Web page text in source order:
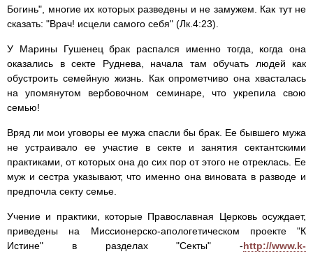
Богинь", многие их которых разведены и не замужем. Как тут не
сказать: "Врач! исцели самого себя" (Лк.4:23).
У Марины Гушенец брак распался именно тогда, когда она
оказались в секте Руднева, начала там обучать людей как
обустроить семейную жизнь. Как опрометчиво она хвасталась
на упомянутом вербовочном семинаре, что укрепила свою
семью!
Вряд ли мои уговоры ее мужа спасли бы брак. Ее бывшего мужа
не устраивало ее участие в секте и занятия сектантскими
практиками, от которых она до сих пор от этого не отреклась. Ее
муж и сестра указывают, что именно она виновата в разводе и
предпочла секту семье.
Учение и практики, которые Православная Церковь осуждает,
приведены на Миссионерско-апологетическом проекте "К
Истине" в разделах "Секты" -http://www.k-